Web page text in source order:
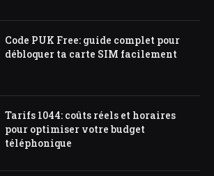
Code PUK Free: guide complet pour
débloquer ta carte SIM facilement
Tarifs 1044: coûts réels et horaires
pour optimiser votre budget
téléphonique